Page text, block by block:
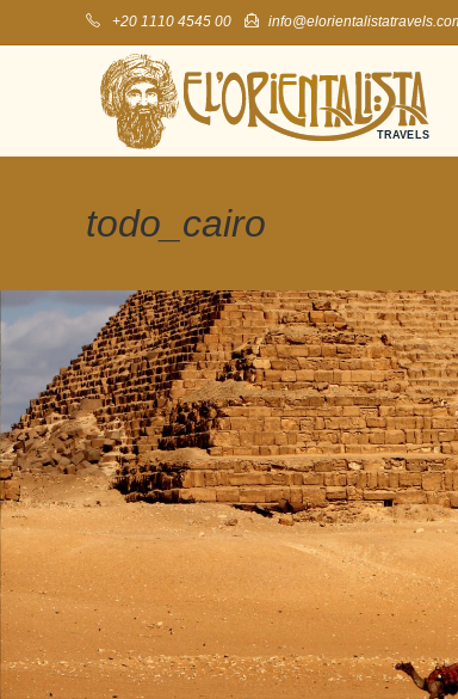
+20 1110 4545 00
todo_cairo